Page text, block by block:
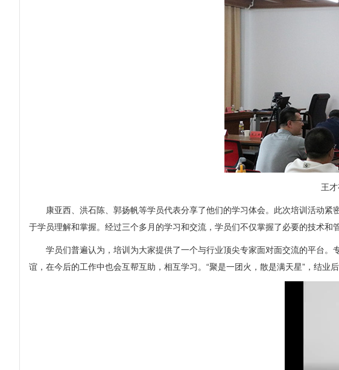
王
康亚西、洪石陈、郭扬帆等学员代表分享了他们的学习体会。此次培训活动紧
于学员理解和掌握。经过三个多月的学习和交流，学员们不仅掌握了必要的技术
学员们普遍认为，培训为大家提供了一个与行业顶尖专家面对面交流的平台。
谊，在今后的工作中也会互帮互助，相互学习。“聚是一团火，散是满天星”，结业